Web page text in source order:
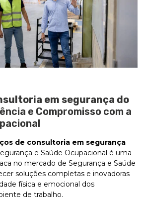
em segurança do
e Compromisso com a
de consultoria em segurança
e Saúde Ocupacional é uma
no mercado de Segurança e Saúde
soluções completas e inovadoras
física e emocional dos
de trabalho.